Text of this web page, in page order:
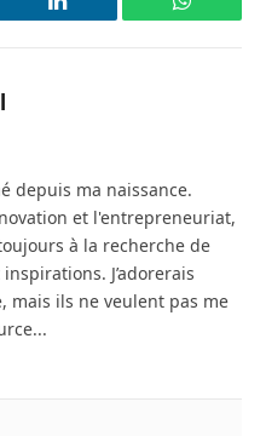
LinkedIn
depuis ma naissance.
et l'entrepreneuriat,
à la recherche de
J’adorerais
mais ils ne veulent pas me